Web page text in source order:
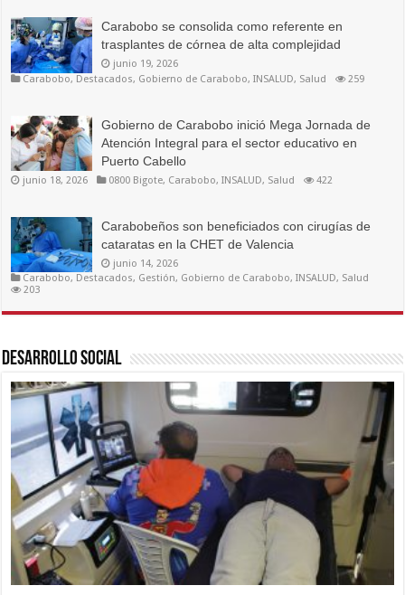
Carabobo se consolida como referente en
trasplantes de córnea de alta complejidad
junio 19, 2026
Carabobo, Destacados, Gobierno de Carabobo,INSALUD, Salud 259
Gobierno de Carabobo inició Mega Jornada de
Atención Integral para el sector educativo en
Puerto Cabello
junio 18, 2026 0800 Bigote, Carabobo,INSALUD, Salud 422
Carabobeños son beneficiados con cirugías de
cataratas en la CHET de Valencia
junio 14, 2026
Carabobo, Destacados, Gestión, Gobierno de Carabobo,INSALUD, Salud
203
Desarrollo Social